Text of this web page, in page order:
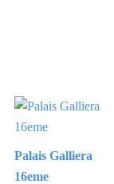
Palais Galliera
16eme